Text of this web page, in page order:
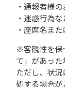
・通報者様
・迷惑行為
・座席名ま
※客観性を保
て」があった
ただし、状
処する場合が